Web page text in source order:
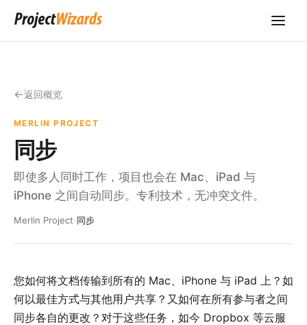
返回概览
MERLIN PROJECT
同步
即使多人同时工作，项目也会在 Mac、iPad 与
iPhone 之间自动同步。专利技术，无冲突文件。
Merlin Project›同步
您如何将文档传输到所有的 Mac、iPhone 与 iPad 上？如
何以最佳方式与其他用户共享？又如何在所有参与者之间
同步各自的更改？对于这些任务，如今 Dropbox 等云服